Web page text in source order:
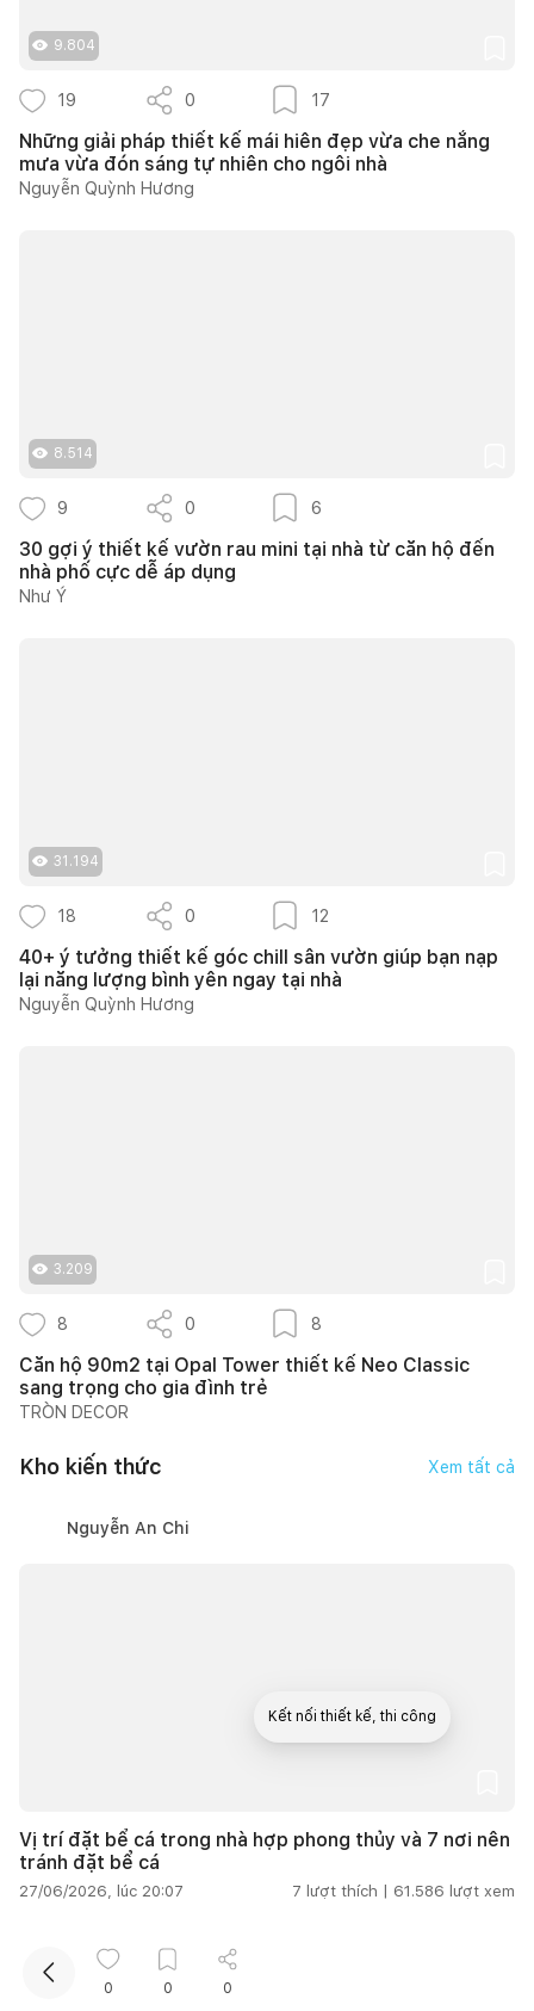
9.804
19 0 17
Những giải pháp thiết kế mái hiên đẹp vừa che nắng
mưa vừa đón sáng tự nhiên cho ngôi nhà
Nguyễn Quỳnh Hương
8.514
9 0 6
30 gợi ý thiết kế vườn rau mini tại nhà từ căn hộ đến
nhà phố cực dễ áp dụng
Như Ý
31.194
18 0 12
40+ ý tưởng thiết kế góc chill sân vườn giúp bạn nạp
lại năng lượng bình yên ngay tại nhà
Nguyễn Quỳnh Hương
3.209
8 0 8
Căn hộ 90m2 tại Opal Tower thiết kế Neo Classic
sang trọng cho gia đình trẻ
TRÒN DECOR
Kho kiến thức Xem tất cả
Nguyễn An Chi
Vị trí đặt bể cá trong nhà hợp phong thủy và 7 nơi nên
tránh đặt bể cá
27/06/2026, lúc 20:07 7 lượt thích | 61.586 lượt xem
Thanh Hoa
0 0 0
Kết nối thiết kế, thi công